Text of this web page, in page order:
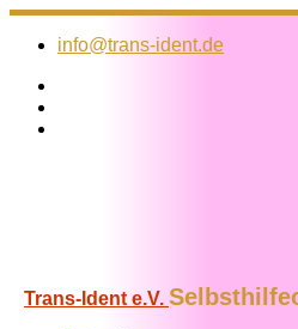
Zum
Inhalt
info@trans-ident.de
Trans-Ident e.V.